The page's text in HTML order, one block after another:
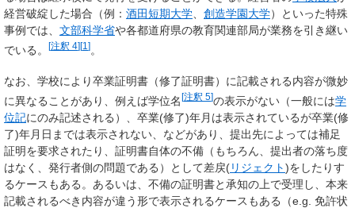
経営破綻した場合（例： 酒田短期大学 創造学園大学）といった特殊
事例では、 文部科学省や各都道府県の教育関連部局が業務を引き継い
でいる。
[注釈 4][1 ]。
なお、学校により卒業証明書（修了証明書）に記載される内容が微妙
に異なることがあり、例えば学位名[注釈 5]の表示がない（一般には学
位記にのみ記述される）、卒業(修了)年月は表示されているが卒業(修
了)年月 日 までは表示されない、などがあり、提出先によっては補足
証明を要求されたり、証明書自体の不備（もちろん、提出者の落ち度
はなく、発行者側の問題である）として差戻(リジェクト)をしたりす
るケースもある。あるいは、不備の証明書と承知の上で受理し、本来
記載されるべき内容が違う形で表示されるケースもある（e.g. 免許状